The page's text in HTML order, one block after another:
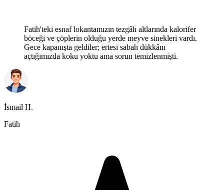
Fatih'teki esnaf lokantamızın tezgâh altlarında kalorifer
böceği ve çöplerin olduğu yerde meyve sinekleri vardı.
Gece kapanışta geldiler; ertesi sabah dükkânı
açtığımızda koku yoktu ama sorun temizlenmişti.
İsmail H.
Fatih